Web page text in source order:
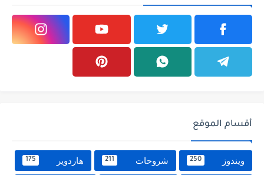
أقسام الموقع
ويندوز 250 شروحات 211 هاردوير 175